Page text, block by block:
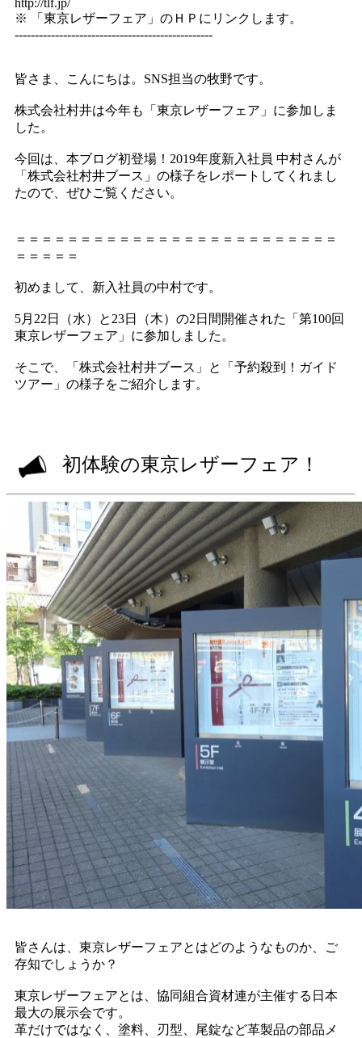
※ 「東京レザーフェア」のＨＰにリンクします。
-------------------------------------------------
皆さま、こんにちは。SNS担当の牧野です。
株式会社村井は今年も「東京レザーフェア」に参加しま
した。
今回は、本ブログ初登場！2019年度新入社員 中村さんが
「株式会社村井ブース」の様子をレポートしてくれまし
たので、ぜひご覧ください。
＝＝＝＝＝＝＝＝＝＝＝＝＝＝＝＝＝＝＝＝＝＝＝＝＝
＝＝＝＝＝
初めまして、新入社員の中村です。
5月22日（水）と23日（木）の2日間開催された「第100回
東京レザーフェア」に参加しました。
そこで、「株式会社村井ブース」と「予約殺到！ガイド
ツアー」の様子をご紹介します。
初体験の東京レザーフェア！
皆さんは、東京レザーフェアとはどのようなものか、ご
存知でしょうか？
東京レザーフェアとは、協同組合資材連が主催する日本
最大の展示会です。
革だけではなく、塗料、刃型、尾錠など革製品の部品メ